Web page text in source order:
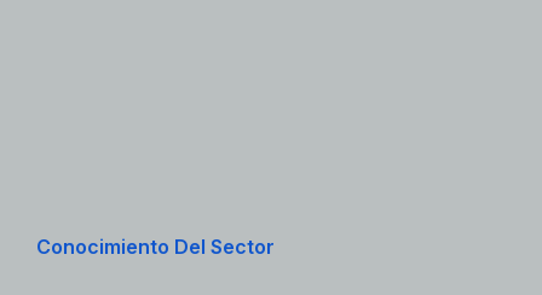
Conocimiento Del Sector